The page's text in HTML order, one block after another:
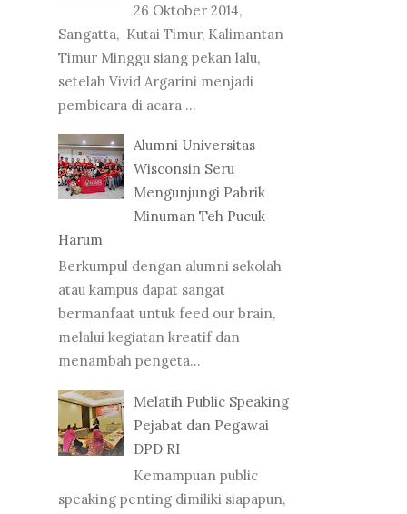
26 Oktober 2014,
Sangatta, Kutai Timur, Kalimantan
Timur Minggu siang pekan lalu,
setelah Vivid Argarini menjadi
pembicara di acara ...
Alumni Universitas
Wisconsin Seru
Mengunjungi Pabrik
Minuman Teh Pucuk
Harum
Berkumpul dengan alumni sekolah
atau kampus dapat sangat
bermanfaat untuk feed our brain,
melalui kegiatan kreatif dan
menambah pengeta...
Melatih Public Speaking
Pejabat dan Pegawai
DPD RI
Kemampuan public
speaking penting dimiliki siapapun,